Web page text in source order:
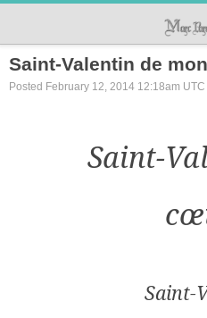
Saint-Valentin de
Posted February 12, 2014 12:18am
Saint-
Saint-